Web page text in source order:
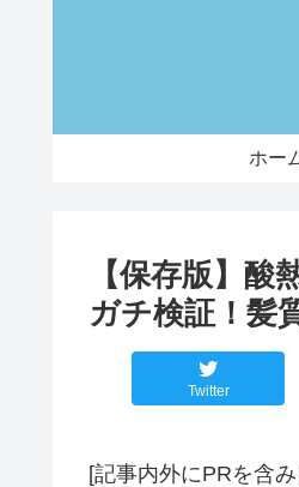
ホー
【保存版】
ガチ検証！髪
Twitter
[記事内外にPRを含